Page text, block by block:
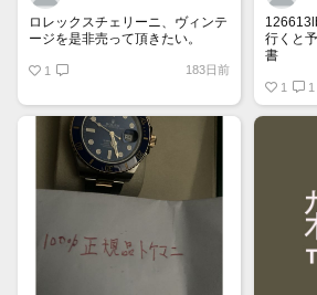
ロレックスチェリーニ、ヴィンテ
ージを是非売って頂きたい。
1 183日前
行くと
書
2025/
1 1